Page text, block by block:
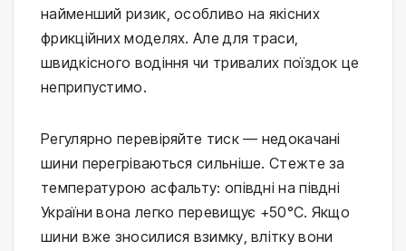
найменший ризик, особливо на якісних
фрикційних моделях. Але для траси,
швидкісного водіння чи тривалих поїздок це
неприпустимо.
Регулярно перевіряйте тиск — недокачані
шини перегріваються сильніше. Стежте за
температурою асфальту: опівдні на півдні
України вона легко перевищує +50°C. Якщо
шини вже зносилися взимку, влітку вони